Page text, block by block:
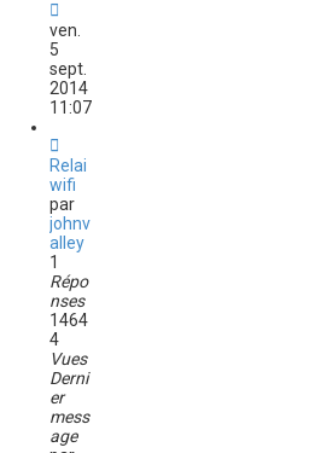
ven.
5
sept.
2014
11:07
Relai
wifi
par
johnv
alley
1
Répo
nses
1464
4
Vues
Derni
er
mess
age